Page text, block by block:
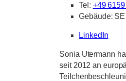
Tel: +49
Gebäude:
LinkedIn
Sonia Utermann
seit 2012 an